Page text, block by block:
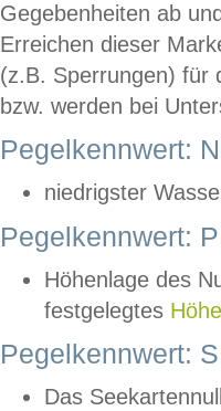
Gegebenheiten ab
Erreichen dieser
(z.B. Sperrungen) für
bzw. werden bei
Pegelkennwert:
niedrigster
Pegelkennwert:
Höhenlage des
festgelegtes
Pegelkennwert:
Das